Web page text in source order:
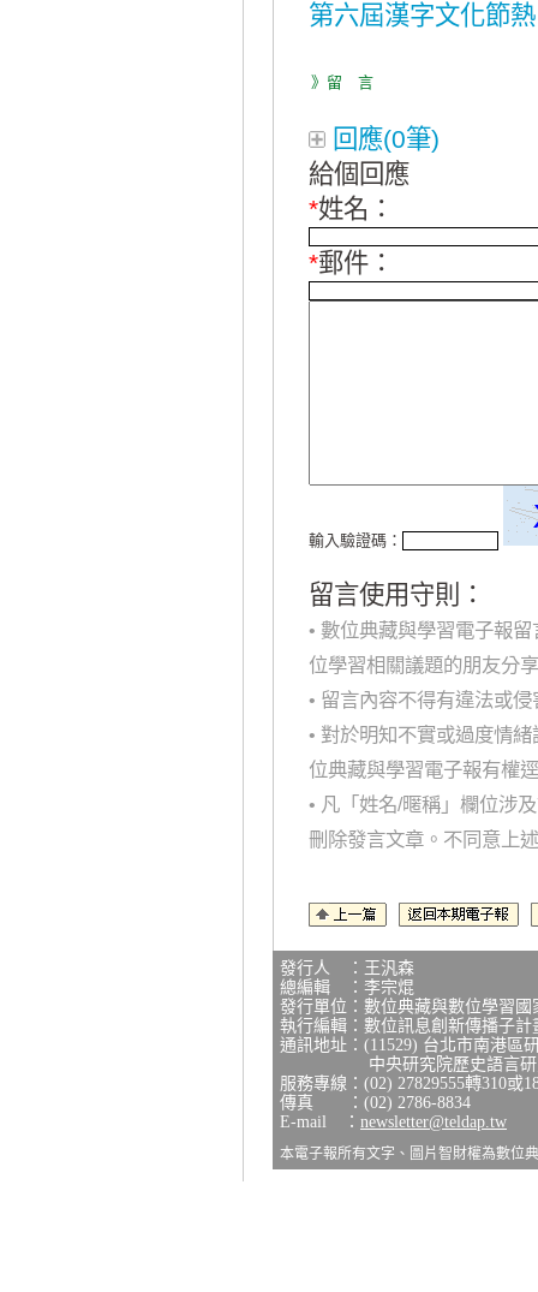
第六屆漢字文化節
》留 言
回應(0筆)
給個回應
*姓名：
*郵件：
輸入驗證碼：
留言使用守則：
• 數位典藏與學習電子報
位學習相關議題的朋友分
• 留言內容不得有違法或
• 對於明知不實或過度情
位典藏與學習電子報有權
• 凡「姓名/暱稱」欄位涉
刪除發言文章。不同意上
發行人 ：王汎森
總編輯 ：李宗焜
發行單位：數位典藏與數位學習
執行編輯：數位訊息創新傳播子計
通訊地址：(11529) 台北市南港區
中央研究院歷史語言研究
服務專線：(02) 27829555轉310或
傳真 ：(02) 2786-8834
E-mail ： newsletter@teldap.tw
本電子報所有文字、圖片智財權為數位